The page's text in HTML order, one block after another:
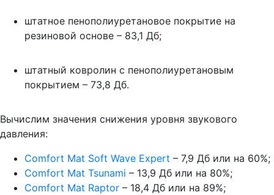
штатное пенополиуретановое покрытие на
резиновой основе – 83,1 Дб;
штатный ковролин с пенополиуретановым
покрытием – 73,8 Дб.
Вычислим значения снижения уровня звукового
давления:
Comfort Mat Soft Wave Expert – 7,9 Дб или на 60%;
Comfort Mat Tsunami – 13,9 Дб или на 80%;
Comfort Mat Raptor – 18,4 Дб или на 89%;